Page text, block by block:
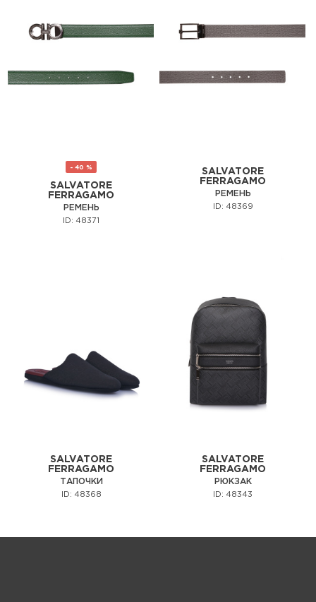
- 40 %
SALVATORE
FERRAGAMO
РЕМЕНЬ
ID: 48371
SALVATORE
FERRAGAMO
РЕМЕНЬ
ID: 48369
SALVATORE
FERRAGAMO
ТАПОЧКИ
ID: 48368
SALVATORE
FERRAGAMO
РЮКЗАК
ID: 48343